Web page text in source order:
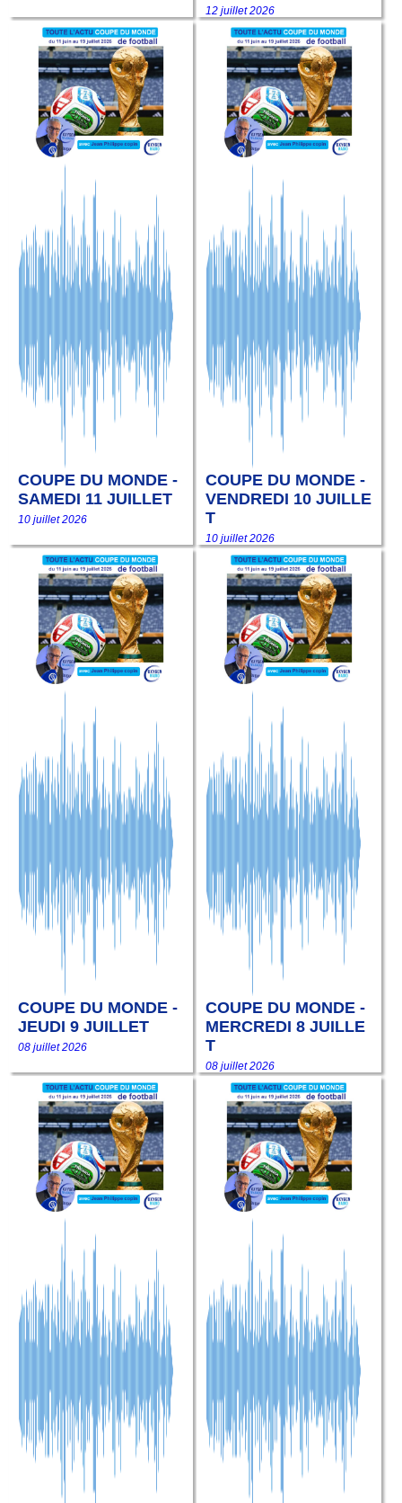
12 juillet 2026
COUPE DU MONDE -
SAMEDI 11 JUILLET
10 juillet 2026
COUPE DU MONDE -
VENDREDI 10 JUILLE
T
10 juillet 2026
COUPE DU MONDE -
JEUDI 9 JUILLET
08 juillet 2026
COUPE DU MONDE -
MERCREDI 8 JUILLE
T
08 juillet 2026